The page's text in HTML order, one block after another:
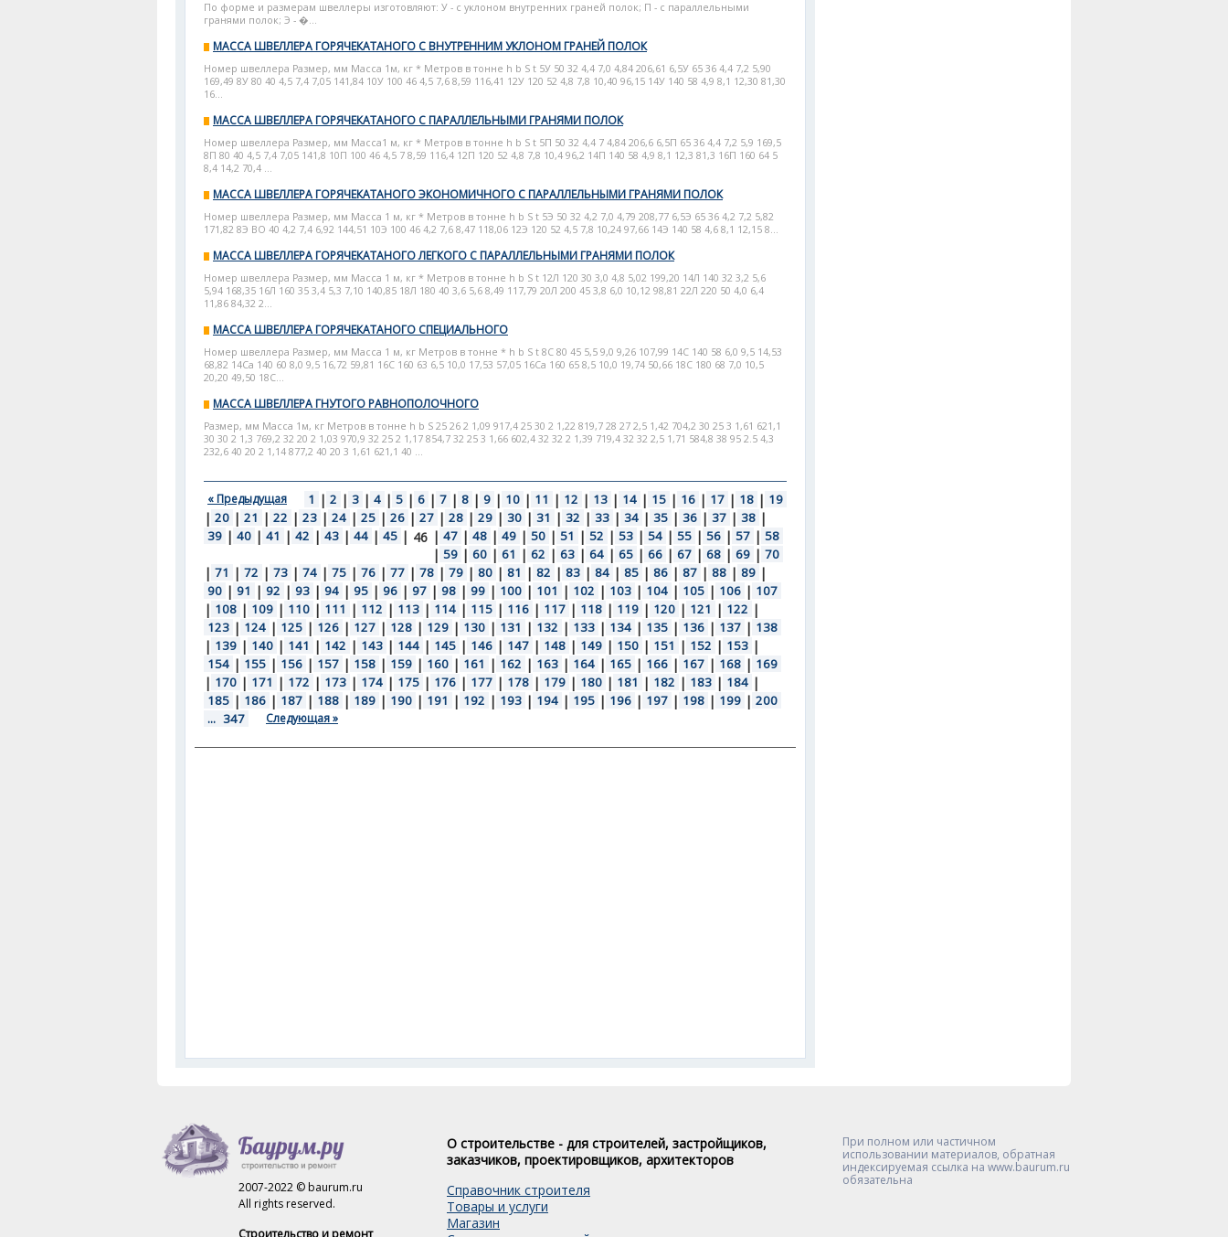
По форме и размерам швеллеры изготовляют: У - с уклоном внутренних граней полок; П - с параллельными
гранями полок; Э - �...
МАССА ШВЕЛЛЕРА ГОРЯЧЕКАТАНОГО С ВНУТРЕННИМ УКЛОНОМ ГРАНЕЙ ПОЛОК
Номер швеллера Размер, мм Масса 1м, кг * Метров в тонне h b S t 5У 50 32 4,4 7,0 4,84 206,61 6,5У 65 36 4,4 7,2 5,90
169,49 8У 80 40 4,5 7,4 7,05 141,84 10У 100 46 4,5 7,6 8,59 116,41 12У 120 52 4,8 7,8 10,40 96,15 14У 140 58 4,9 8,1 12,30 81,30
16...
МАССА ШВЕЛЛЕРА ГОРЯЧЕКАТАНОГО С ПАРАЛЛЕЛЬНЫМИ ГРАНЯМИ ПОЛОК
Номер швеллера Размер, мм Масса1 м, кг * Метров в тонне h b S t 5П 50 32 4,4 7 4,84 206,6 6,5П 65 36 4,4 7,2 5,9 169,5
8П 80 40 4,5 7,4 7,05 141,8 10П 100 46 4,5 7 8,59 116,4 12П 120 52 4,8 7,8 10,4 96,2 14П 140 58 4,9 8,1 12,3 81,3 16П 160 64 5
8,4 14,2 70,4 ...
МАССА ШВЕЛЛЕРА ГОРЯЧЕКАТАНОГО ЭКОНОМИЧНОГО С ПАРАЛЛЕЛЬНЫМИ ГРАНЯМИ ПОЛОК
Номер швеллера Размер, мм Масса 1 м, кг * Метров в тонне h b S t 5Э 50 32 4,2 7,0 4,79 208,77 6,5Э 65 36 4,2 7,2 5,82
171,82 8Э ВО 40 4,2 7,4 6,92 144,51 10Э 100 46 4,2 7,6 8,47 118,06 12Э 120 52 4,5 7,8 10,24 97,66 14Э 140 58 4,6 8,1 12,15 8...
МАССА ШВЕЛЛЕРА ГОРЯЧЕКАТАНОГО ЛЕГКОГО С ПАРАЛЛЕЛЬНЫМИ ГРАНЯМИ ПОЛОК
Номер швеллера Размер, мм Масса 1 м, кг * Метров в тонне h b S t 12Л 120 30 3,0 4,8 5,02 199,20 14Л 140 32 3,2 5,6
5,94 168,35 16Л 160 35 3,4 5,3 7,10 140,85 18Л 180 40 3,6 5,6 8,49 117,79 20Л 200 45 3,8 6,0 10,12 98,81 22Л 220 50 4,0 6,4
11,86 84,32 2...
МАССА ШВЕЛЛЕРА ГОРЯЧЕКАТАНОГО СПЕЦИАЛЬНОГО
Номер швеллера Размер, мм Масса 1 м, кг Метров в тонне * h b S t 8С 80 45 5,5 9,0 9,26 107,99 14С 140 58 6,0 9,5 14,53
68,82 14Са 140 60 8,0 9,5 16,72 59,81 16С 160 63 6,5 10,0 17,53 57,05 16Са 160 65 8,5 10,0 19,74 50,66 18С 180 68 7,0 10,5
20,20 49,50 18С...
МАССА ШВЕЛЛЕРА ГНУТОГО РАВНОПОЛОЧНОГО
Размер, мм Масса 1м, кг Метров в тонне h b S 25 26 2 1,09 917,4 25 30 2 1,22 819,7 28 27 2,5 1,42 704,2 30 25 3 1,61 621,1
30 30 2 1,3 769,2 32 20 2 1,03 970,9 32 25 2 1,17 854,7 32 25 3 1,66 602,4 32 32 2 1,39 719,4 32 32 2,5 1,71 584,8 38 95 2.5 4,3
232,6 40 20 2 1,14 877,2 40 20 3 1,61 621,1 40 ...
« Предыдущая 1 | 2 | 3 | 4 | 5 | 6 | 7 | 8 | 9 | 10 | 11 | 12 | 13 | 14 | 15 | 16 | 17 | 18 | 19
| 20 | 21 | 22 | 23 | 24 | 25 | 26 | 27 | 28 | 29 | 30 | 31 | 32 | 33 | 34 | 35 | 36 | 37 | 38 |
39 | 40 | 41 | 42 | 43 | 44 | 45 | 46 | 47 | 48 | 49 | 50 | 51 | 52 | 53 | 54 | 55 | 56 | 57 | 58
| 59 | 60 | 61 | 62 | 63 | 64 | 65 | 66 | 67 | 68 | 69 | 70
| 71 | 72 | 73 | 74 | 75 | 76 | 77 | 78 | 79 | 80 | 81 | 82 | 83 | 84 | 85 | 86 | 87 | 88 | 89 |
90 | 91 | 92 | 93 | 94 | 95 | 96 | 97 | 98 | 99 | 100 | 101 | 102 | 103 | 104 | 105 | 106 | 107
| 108 | 109 | 110 | 111 | 112 | 113 | 114 | 115 | 116 | 117 | 118 | 119 | 120 | 121 | 122 |
123 | 124 | 125 | 126 | 127 | 128 | 129 | 130 | 131 | 132 | 133 | 134 | 135 | 136 | 137 | 138
| 139 | 140 | 141 | 142 | 143 | 144 | 145 | 146 | 147 | 148 | 149 | 150 | 151 | 152 | 153 |
154 | 155 | 156 | 157 | 158 | 159 | 160 | 161 | 162 | 163 | 164 | 165 | 166 | 167 | 168 | 169
| 170 | 171 | 172 | 173 | 174 | 175 | 176 | 177 | 178 | 179 | 180 | 181 | 182 | 183 | 184 |
185 | 186 | 187 | 188 | 189 | 190 | 191 | 192 | 193 | 194 | 195 | 196 | 197 | 198 | 199 | 200
... 347 Следующая »
2007-2022 © baurum.ru
All rights reserved.
Строительство и ремонт
О строительстве - для строителей, застройщиков,
заказчиков, проектировщиков, архитекторов
Справочник строителя
Товары и услуги
Магазин
При полном или частичном
использовании материалов, обратная
индексируемая ссылка на www.baurum.ru
обязательна